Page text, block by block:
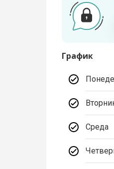
График
Среда